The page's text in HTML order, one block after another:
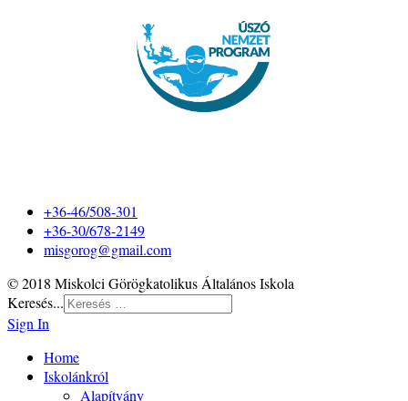
+36-46/508-301
+36-30/678-2149
misgorog@gmail.com
© 2018 Miskolci Görögkatolikus Általános Iskola
Keresés...
Sign In
Home
Iskolánkról
Alapítvány